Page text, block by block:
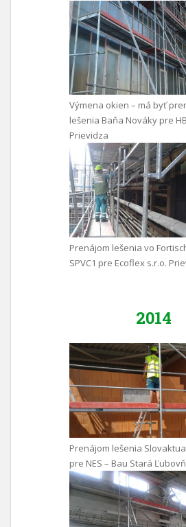
Výmena okien – má byť
lešenia Baňa Nováky pre
Prievidza
Prenájom lešenia vo
SPVC1 pre Ecoflex s.r.o.
2014
Prenájom lešenia
pre NES – Bau Stará